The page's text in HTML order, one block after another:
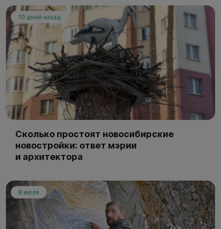
10 дней назад
Сколько простоят новосибирские
новостройки: ответ мэрии
и архитектора
8 июля